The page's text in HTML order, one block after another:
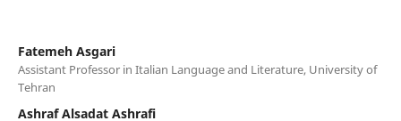
Fatemeh Asgari
Assistant Professor in Italian Language and Literature, University of
Tehran
Ashraf Alsadat Ashrafi